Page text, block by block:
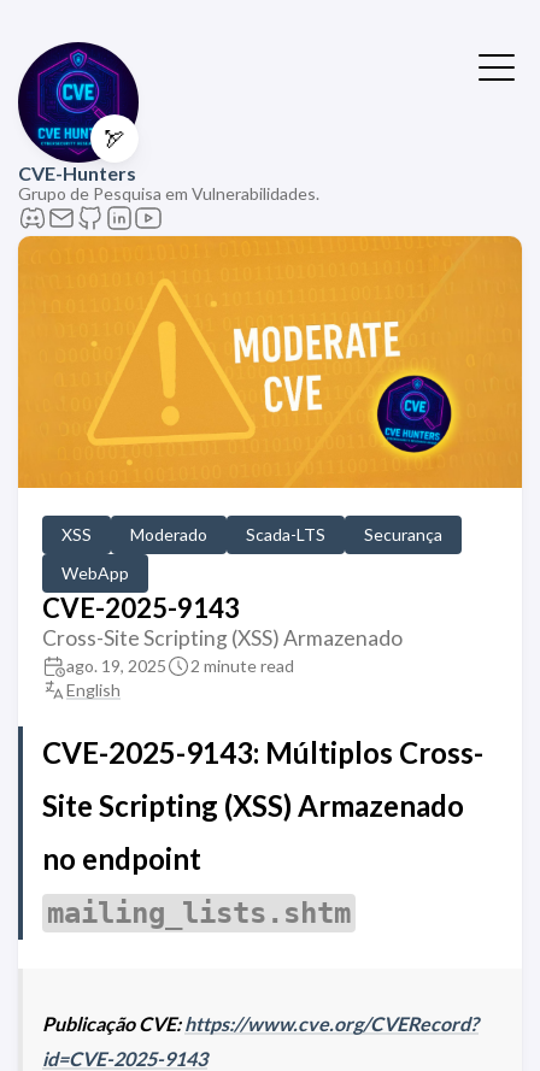
🏹
CVE-Hunters
Grupo de Pesquisa em Vulnerabilidades.
XSS Moderado Scada-LTS
Securança
WebApp
CVE-2025-9143
Cross-Site Scripting (XSS) Armazenado
ago. 19, 2025
2 minute read
English
CVE-2025-9143: Múltiplos Cross-
Site Scripting (XSS) Armazenado
no endpoint
mailing_lists.shtm
Publicação CVE:https://www.cve.org/CVERecord?
id=CVE-2025-9143